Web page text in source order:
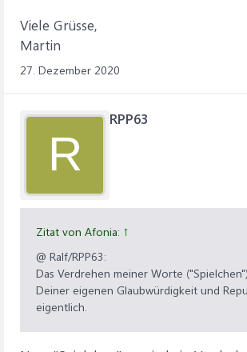
Viele Grüsse,
Martin
27. Dezember 2020
R
RPP63
Zitat von Afonia: ↑
@ Ralf/RPP63:
Das Verdrehen meiner Worte
Deiner eigenen Glaubwürdigkeit und
eigentlich.